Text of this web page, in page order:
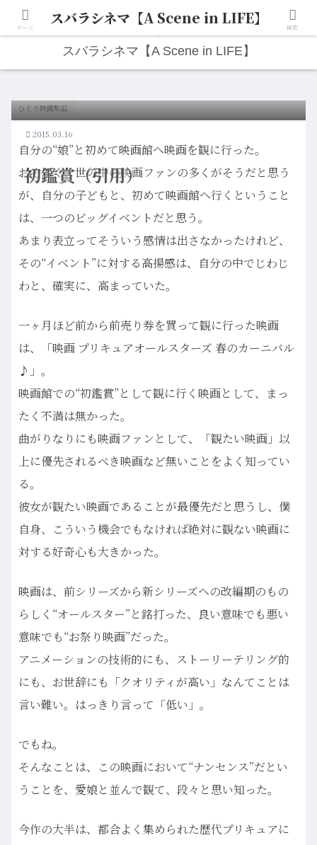
人生は“ひとりごと”から始まる。映画と写真と日々のこと。
スバラシネマ【A Scene in LIFE】
初鑑賞（引用）
ひとり映画駄話
2015.03.16
自分の“娘”と初めて映画館へ映画を観に行った。
おそらく、世の中の映画ファンの多くがそうだと思う
が、自分の子どもと、初めて映画館へ行くということ
は、一つのビッグイベントだと思う。
あまり表立ってそういう感情は出さなかったけれど、
その“イベント”に対する高揚感は、自分の中でじわじ
わと、確実に、高まっていた。
一ヶ月ほど前から前売り券を買って観に行った映画
は、「映画 プリキュアオールスターズ 春のカーニバル
♪」。
映画館での“初鑑賞”として観に行く映画として、まっ
たく不満は無かった。
曲がりなりにも映画ファンとして、「観たい映画」以
上に優先されるべき映画など無いことをよく知ってい
る。
彼女が観たい映画であることが最優先だと思うし、僕
自身、こういう機会でもなければ絶対に観ない映画に
対する好奇心も大きかった。
映画は、前シリーズから新シリーズへの改編期のもの
らしく“オールスター”と銘打った、良い意味でも悪い
意味でも“お祭り映画”だった。
アニメーションの技術的にも、ストーリーテリング的
にも、お世辞にも「クオリティが高い」なんてことは
言い難い。はっきり言って「低い」。
でもね。
そんなことは、この映画において“ナンセンス”だとい
うことを、愛娘と並んで観て、段々と思い知った。
今作の大半は、都合よく集められた歴代プリキュアに
ホーム スバラシネマ【A Scene in LIFE】 検索